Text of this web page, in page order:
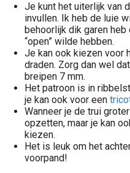
Je kunt het uiterlijk van
invullen. Ik heb de luie
behoorlijk dik garen
“open” wilde hebben.
Je kan ook kiezen voor
draden. Zorg dan wel
breipen 7 mm.
Het patroon is in
je kan ook voor een
Wanneer je de trui
opzetten, maar je kan
kiezen.
Het is leuk om het
voorpand!